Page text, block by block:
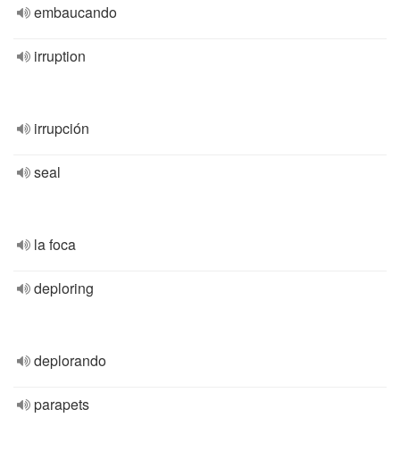
embaucando
irruption
irrupción
seal
la foca
deploring
deplorando
parapets